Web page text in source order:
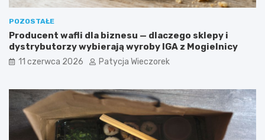
POZOSTAŁE
Producent wafli dla biznesu — dlaczego sklepy i
dystrybutorzy wybierają wyroby IGA z Mogielnicy
11 czerwca 2026 Patycja Wieczorek